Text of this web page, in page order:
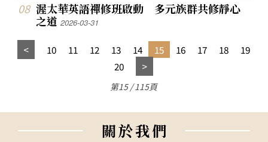
渥太華英語禪修班啟動 多元族群共修靜心
之道2026-03-31
10 11 12 13 14 15 16 17 18
19
20
第15 / 115頁
關於我們